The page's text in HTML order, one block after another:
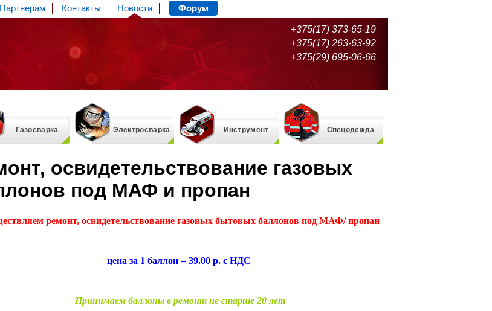
Партнерам Контакты Новости Форум
+375(17) 373-65-19
+375(17) 263-63-92
+375(29) 695-06-66
Газосварка Электросварка Инструмент Спецодежда
освидетельствование газовых
под МАФ и пропан
ремонт, освидетельствование газовых бытовых баллонов под МАФ/ пропан
цена за 1 баллон = 39.00 р. с НДС
Принимаем баллоны в ремонт не старше 20 лет